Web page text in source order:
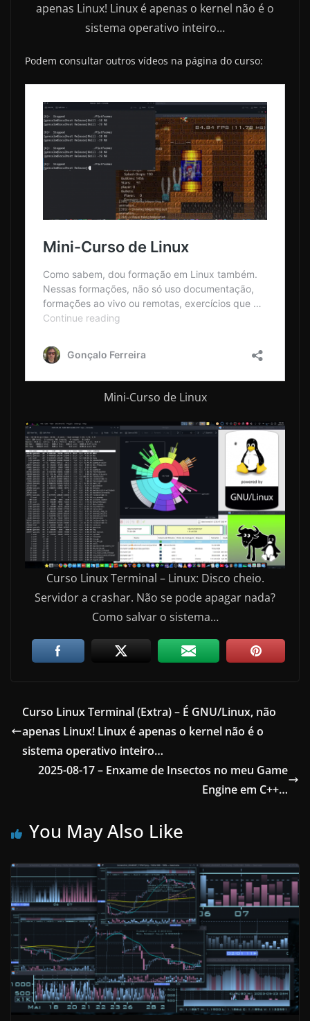
apenas Linux! Linux é apenas o kernel não é o
sistema operativo inteiro…
Podem consultar outros vídeos na página do curso:
Mini-Curso de Linux
Curso Linux Terminal – Linux: Disco cheio.
Servidor a crashar. Não se pode apagar nada?
Como salvar o sistema…
Curso Linux Terminal (Extra) – É GNU/Linux, não
apenas Linux! Linux é apenas o kernel não é o
sistema operativo inteiro…
2025-08-17 – Enxame de Insectos no meu Game
Engine em C++…
You May Also Like